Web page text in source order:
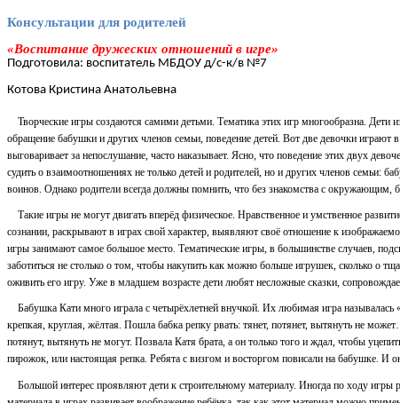
Консультации для родителей
«Воспитание дружеских отношений в игре»
Подготовила: воспитатель МБДОУ д/с-к/в №7
Котова Кристина Анатольевна
Творческие игры создаются самими детьми. Тематика этих игр многообразна.
обращение бабушки и других членов семьи, поведение детей. Вот две девочки
выговаривает за непослушание, часто наказывает. Ясно, что поведение этих двух
судить о взаимоотношениях не только детей и родителей, но и других членов
воинов. Однако родители всегда должны помнить, что без знакомства с окружающим,
Такие игры не могут двигать вперёд физическое. Нравственное и умственное
сознании, раскрывают в играх свой характер, выявляют своё отношение к
игры занимают самое большое место. Тематические игры, в большинстве случаев,
заботиться не столько о том, чтобы накупить как можно больше игрушек, сколько о
оживить его игру. Уже в младшем возрасте дети любят несложные сказки,
Бабушка Кати много играла с четырёхлетней внучкой. Их любимая игра
крепкая, круглая, жёлтая. Пошла бабка репку рвать: тянет, потянет, вытянуть не
потянут, вытянуть не могут. Позвала Катя брата, а он только того и ждал, чтобы
пирожок, или настоящая репка. Ребята с визгом и восторгом повисали на бабушке. И
Большой интерес проявляют дети к строительному материалу. Иногда по ходу